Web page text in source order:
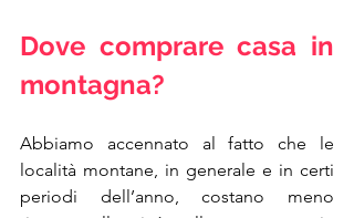
Dove comprare casa in
montagna?
Abbiamo accennato al fatto che le
località montane, in generale e in certi
periodi dell’anno, costano meno